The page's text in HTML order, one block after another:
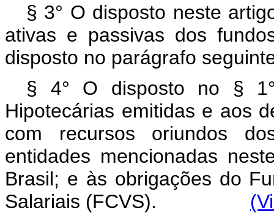
§ 3° O disposto neste
ativas e passivas dos
disposto no parágrafo
§ 4° O disposto no §
Hipotecárias emitidas e aos
com recursos oriundos
entidades mencionadas
Brasil; e às obrigações do
Salariais (FCVS).